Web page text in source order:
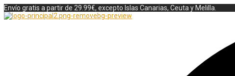
Envío gratis a partir de 29.99€, excepto Islas Canarias, Ceuta y Melilla.